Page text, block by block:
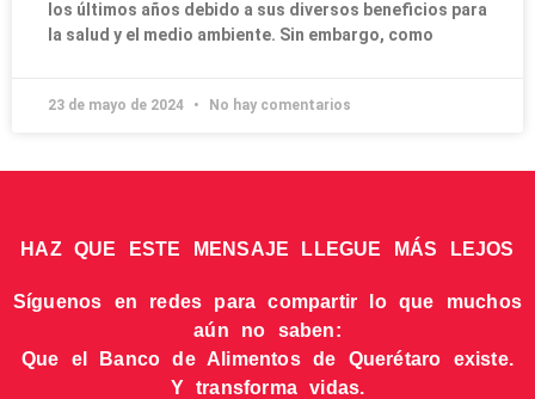
los últimos años debido a sus diversos beneficios para
la salud y el medio ambiente. Sin embargo, como
23 de mayo de 2024 No hay comentarios
HAZ QUE ESTE MENSAJE LLEGUE MÁS LEJOS
Síguenos en redes para compartir lo que muchos
aún no saben:
Que el Banco de Alimentos de Querétaro existe.
Y transforma vidas.